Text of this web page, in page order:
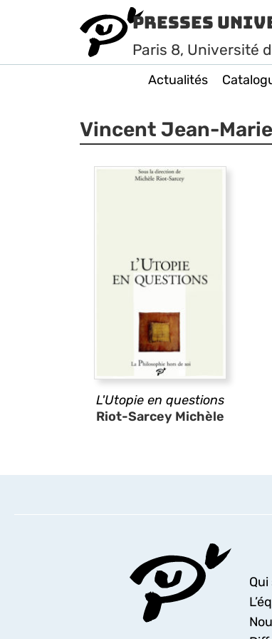
Presses
Paris 8, Université
Actualités
Vincent Jean-Marie
L'Utopie en questions
Riot-Sarcey Michèle